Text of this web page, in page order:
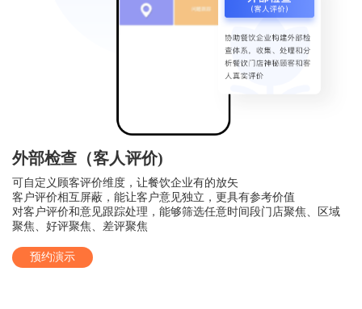
外部检查（客人评价)
可自定义顾客评价维度，让餐饮企业有的放矢
客户评价相互屏蔽，能让客户意见独立，更具有参考价值
对客户评价和意见跟踪处理，能够筛选任意时间段门店聚焦、区域
聚焦、好评聚焦、差评聚焦
预约演示